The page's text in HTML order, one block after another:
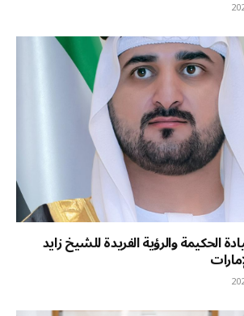
الحكيمة والرؤية الفريدة للشيخ زايد